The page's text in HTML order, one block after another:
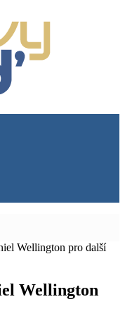
Wellington pro další
Wellington